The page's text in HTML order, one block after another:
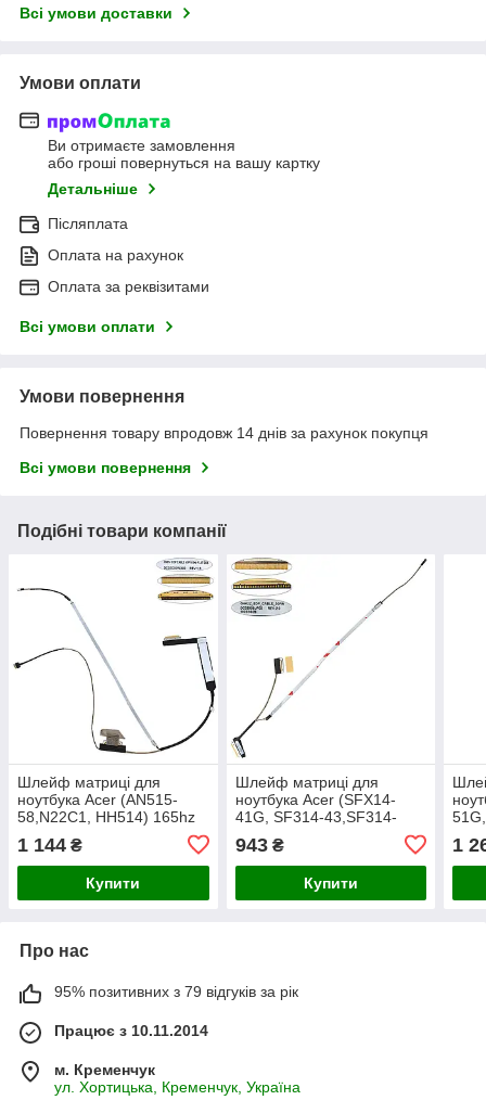
Всі умови доставки
Умови оплати
Ви отримаєте замовлення
або гроші повернуться на вашу картку
Детальніше
Післяплата
Оплата на рахунок
Оплата за реквізитами
Всі умови оплати
Умови повернення
Повернення товару впродовж 14 днів за рахунок покупця
Всі умови повернення
Подібні товари компанії
Шлейф матриці для
ноутбука Acer (AN515-
58,N22C1, HH514) 165hz
(DC02C00WX00)
1 144 ₴
Купити
Шлейф матриці для
ноутбука Acer (SFX14-
41G, SF314-43,SF314-
(DC02003UP00)
943₴
Купити
1
Про нас
95% позитивних з 79 відгуків за рік
Працює з 10.11.2014
м. Кременчук
ул. Хортицька, Кременчук, Україна